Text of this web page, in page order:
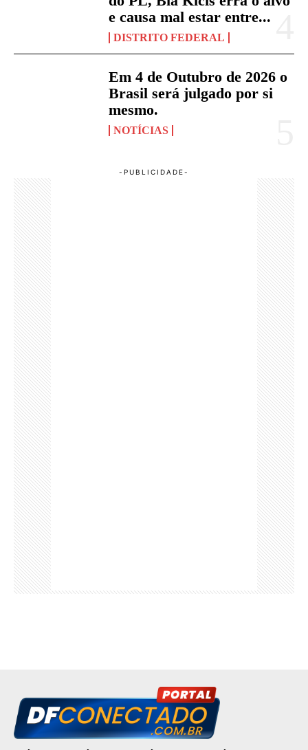
e causa mal estar entre...
DISTRITO FEDERAL
Em 4 de Outubro de 2026 o
Brasil será julgado por si
mesmo.
NOTÍCIAS